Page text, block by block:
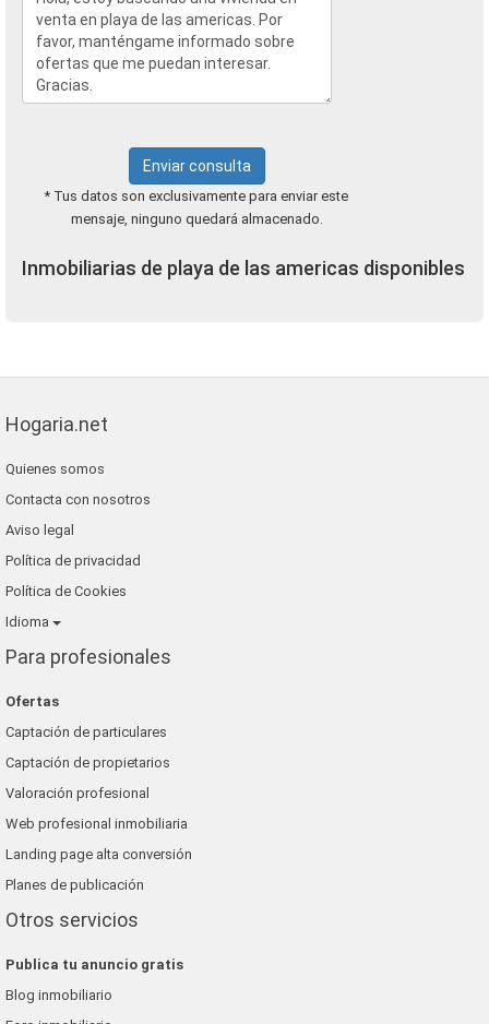
Enviar consulta
* Tus datos son exclusivamente para enviar este
mensaje, ninguno quedará almacenado.
Inmobiliarias de playa de las americas disponibles
Hogaria.net
Quienes somos
Contacta con nosotros
Aviso legal
Política de privacidad
Política de Cookies
Idioma
Para profesionales
Ofertas
Captación de particulares
Captación de propietarios
Valoración profesional
Web profesional inmobiliaria
Landing page alta conversión
Planes de publicación
Otros servicios
Publica tu anuncio gratis
Blog inmobiliario